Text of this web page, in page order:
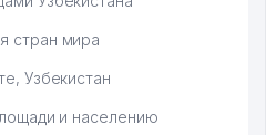
стран мира
Узбекистан
и населению